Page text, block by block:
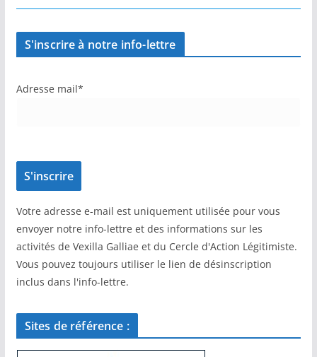
S'inscrire à notre info-lettre
Adresse mail*
Votre adresse e-mail est uniquement utilisée pour vous
envoyer notre info-lettre et des informations sur les
activités de Vexilla Galliae et du Cercle d'Action Légitimiste.
Vous pouvez toujours utiliser le lien de désinscription
inclus dans l'info-lettre.
Sites de référence :